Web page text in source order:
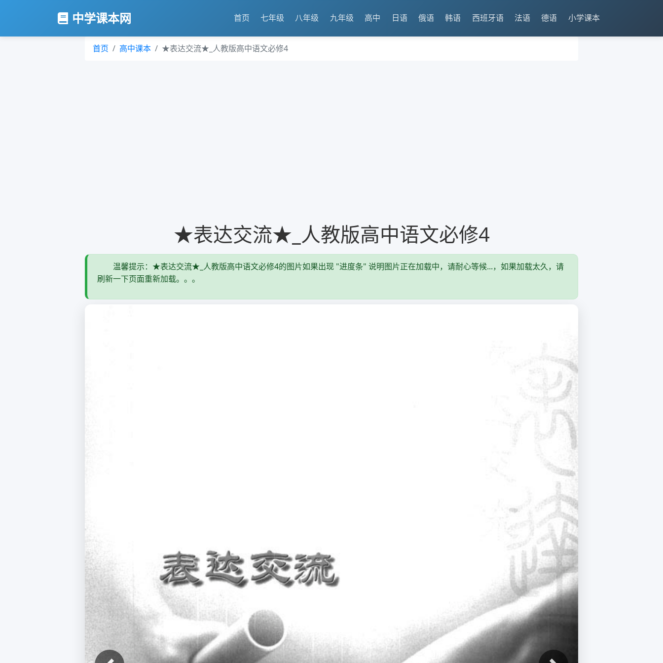
中学课本网 首页 七年级 八年级 九年级 高中 日语 俄语 韩语 西班牙语 法语 德语 小学课本
首页 高中课本 ★表达交流★_人教版高中语文必修4
★表达交流★_人教版高中语文必修4
温馨提示：★表达交流★_人教版高中语文必修4的图片如果出现 "进度条" 说明图片正在加载中，请耐心等候...，如果加载太久，请
刷新一下页面重新加载。。。